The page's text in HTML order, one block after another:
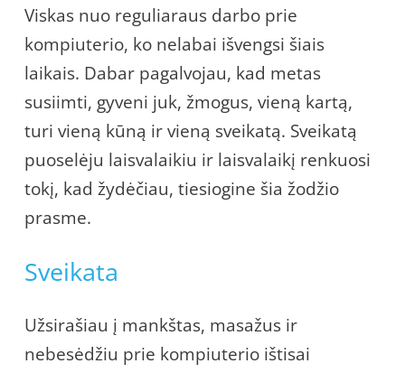
Viskas nuo reguliaraus darbo prie
kompiuterio, ko nelabai išvengsi šiais
laikais. Dabar pagalvojau, kad metas
susiimti, gyveni juk, žmogus, vieną kartą,
turi vieną kūną ir vieną sveikatą. Sveikatą
puoselėju laisvalaikiu ir laisvalaikį renkuosi
tokį, kad žydėčiau, tiesiogine šia žodžio
prasme.
Sveikata
Užsirašiau į mankštas, masažus ir
nebesėdžiu prie kompiuterio ištisai